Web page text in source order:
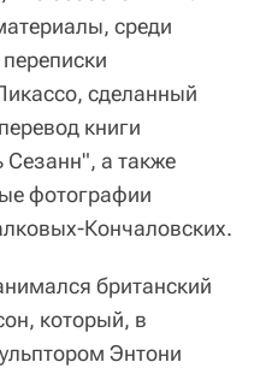
среди
сделанный
книги
а также
фотографии
Кончаловских.
британский
который, в
Энтони